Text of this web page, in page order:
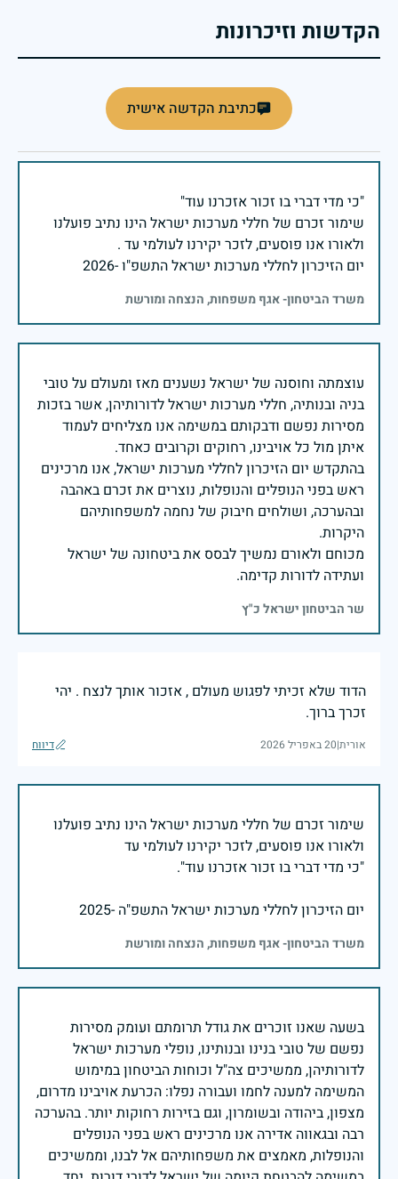
הקדשות וזיכרונות
כתיבת הקדשה אישית
שימור זכרם של חללי מערכות ישראל הינו נתיב פועלנו
יום הזיכרון לחללי מערכות ישראל התשפ"ו -2026
משרד הביטחון- אגף משפחות, הנצחה ומורשת
עוצמתה וחוסנה של ישראל נשענים מאז ומעולם על טובי
בניה ובנותיה, חללי מערכות ישראל לדורותיהן, אשר בזכות
מסירות נפשם ודבקותם במשימה אנו מצליחים לעמוד
בהתקדש יום הזיכרון לחללי מערכות ישראל, אנו מרכינים
ראש בפני הנופלים והנופלות, נוצרים את זכרם באהבה
ובהערכה, ושולחים חיבוק של נחמה למשפחותיהם
מכוחם ולאורם נמשיך לבסס את ביטחונה של ישראל
ועתידה לדורות קדימה.
שר הביטחון ישראל כ"ץ
הדוד שלא זכיתי לפגוש מעולם , אזכור אותך לנצח . יהי
זכרך ברוך.
אורית|20 באפריל 2026 דיווח
שימור זכרם של חללי מערכות ישראל הינו נתיב פועלנו
יום הזיכרון לחללי מערכות ישראל התשפ"ה -2025
משרד הביטחון- אגף משפחות, הנצחה ומורשת
בשעה שאנו זוכרים את גודל תרומתם ועומק מסירות
נפשם של טובי בנינו ובנותינו, נופלי מערכות ישראל
לדורותיהן, ממשיכים צה"ל וכוחות הביטחון במימוש
המשימה למענה לחמו ועבורה נפלו: הכרעת אויבינו מדרום,
מצפון, ביהודה ובשומרון, וגם בזירות רחוקות יותר. בהערכה
רבה ובגאווה אדירה אנו מרכינים ראש בפני הנופלים
והנופלות, מאמצים את משפחותיהם אל לבנו, וממשיכים